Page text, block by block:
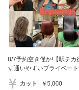
8/7予約空き僅か!【駅チ
ず通いやすいプライベー
カット ￥5,000